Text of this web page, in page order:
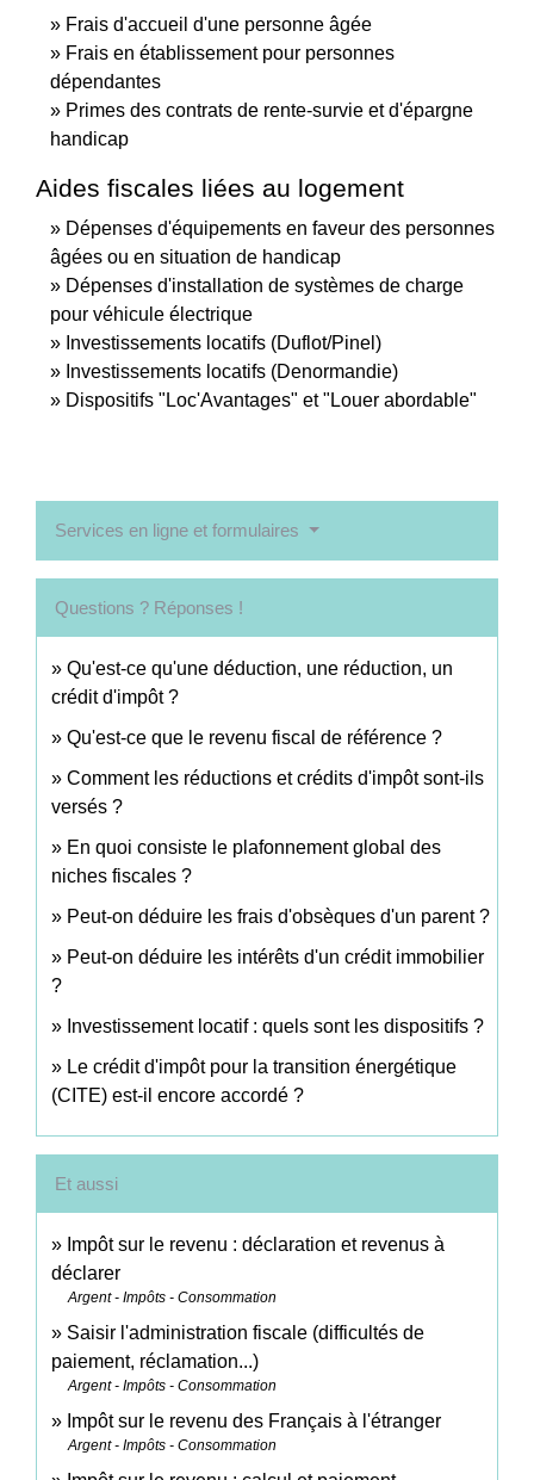
Frais d'accueil d'une personne âgée
Frais en établissement pour personnes
dépendantes
Primes des contrats de rente-survie et d'épargne
handicap
Aides fiscales liées au logement
Dépenses d'équipements en faveur des personnes
âgées ou en situation de handicap
Dépenses d'installation de systèmes de charge
pour véhicule électrique
Investissements locatifs (Duflot/Pinel)
Investissements locatifs (Denormandie)
Dispositifs "Loc'Avantages" et "Louer abordable"
Services en ligne et formulaires
Questions ? Réponses !
Qu'est-ce qu'une déduction, une réduction, un
crédit d'impôt ?
Qu'est-ce que le revenu fiscal de référence ?
Comment les réductions et crédits d'impôt sont-ils
versés ?
En quoi consiste le plafonnement global des
niches fiscales ?
Peut-on déduire les frais d'obsèques d'un parent ?
Peut-on déduire les intérêts d'un crédit immobilier
?
Investissement locatif : quels sont les dispositifs ?
Le crédit d'impôt pour la transition énergétique
(CITE) est-il encore accordé ?
Et aussi
Impôt sur le revenu : déclaration et revenus à
déclarer
Argent - Impôts - Consommation
Saisir l'administration fiscale (difficultés de
paiement, réclamation...)
Argent - Impôts - Consommation
Impôt sur le revenu des Français à l'étranger
Argent - Impôts - Consommation